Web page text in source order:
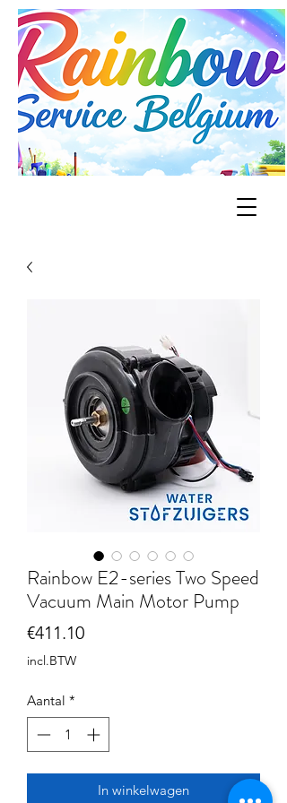
Rainbow E2-series Two Speed
Vacuum Main Motor Pump
€411.10Prijs
incl.BTW
Aantal *
In winkelwagen